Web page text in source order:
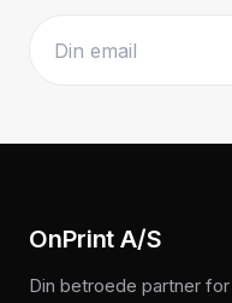
OnPrint A/S
Din betroede partner